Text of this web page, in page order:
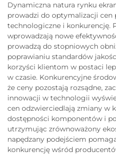
Dynamiczna natura rynku
prowadzi do optymalizacji cen
technologiczne i konkurencję.
wprowadzają nowe
prowadzą do stopniowych
poprawianiu standardów
korzyści klientom w postaci
w czasie. Konkurencyjne
że ceny pozostają rozsądne,
innowacji w technologii
cen odzwierciedlają zmiany w
dostępności komponentów i
utrzymując zrównoważony
napędzany podejściem
konkurencję wśród